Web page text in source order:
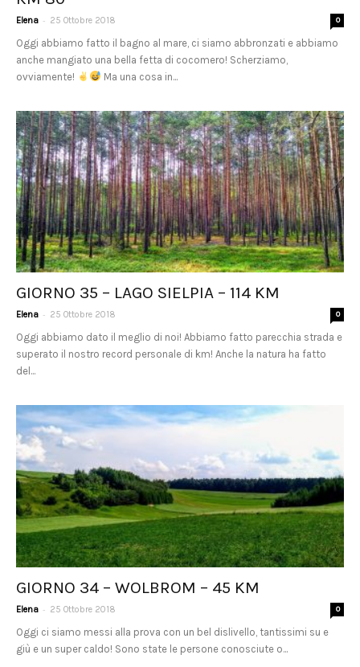
Elena - 25 Ottobre 2018 0
Oggi abbiamo fatto il bagno al mare, ci siamo abbronzati e abbiamo
anche mangiato una bella fetta di cocomero! Scherziamo,
ovviamente!
Ma una cosa in...
GIORNO 35 – LAGO SIELPIA – 114 KM
Elena - 25 Ottobre 2018 0
Oggi abbiamo dato il meglio di noi! Abbiamo fatto parecchia strada e
superato il nostro record personale di km! Anche la natura ha fatto
del...
GIORNO 34 – WOLBROM – 45 KM
Elena - 25 Ottobre 2018 0
Oggi ci siamo messi alla prova con un bel dislivello, tantissimi su e
giù e un super caldo! Sono state le persone conosciute o...